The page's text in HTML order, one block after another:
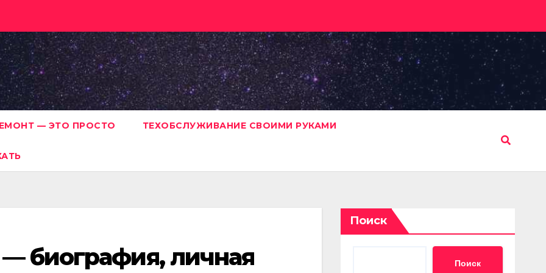
— ЭТО ПРОСТО ТЕХОБСЛУЖИВАНИЕ СВОИМИ РУКАМИ
биография, личная
Поиск
Поиск